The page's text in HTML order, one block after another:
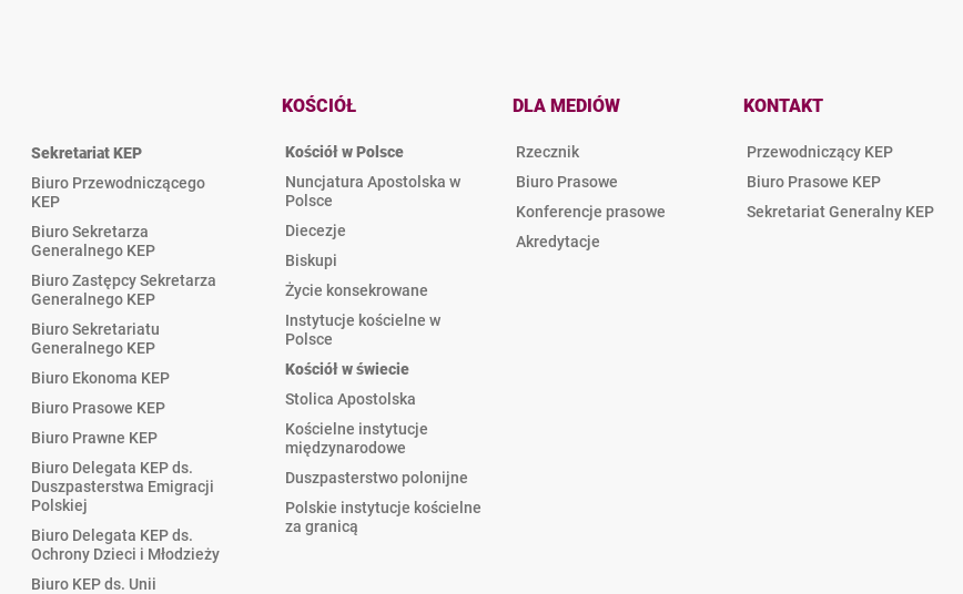
Sekretariat KEP
Biuro Przewodniczącego
KEP
Biuro Sekretarza
Generalnego KEP
Biuro Zastępcy Sekretarza
Generalnego KEP
Biuro Sekretariatu
Generalnego KEP
Biuro Ekonoma KEP
Biuro Prasowe KEP
Biuro Prawne KEP
Biuro Delegata KEP ds.
Duszpasterstwa Emigracji
Polskiej
Biuro Delegata KEP ds.
Ochrony Dzieci i Młodzieży
Biuro KEP ds. Unii
KOŚCIÓŁ
Kościół w Polsce
Nuncjatura Apostolska w
Polsce
Diecezje
Biskupi
Życie konsekrowane
Instytucje kościelne w
Polsce
Kościół w świecie
Stolica Apostolska
Kościelne instytucje
międzynarodowe
Duszpasterstwo polonijne
Polskie instytucje kościelne
za granicą
DLA MEDIÓW
Rzecznik
Biuro Prasowe
Konferencje prasowe
Akredytacje
KONTAKT
Przewodniczący KEP
Biuro Prasowe KEP
Sekretariat Generalny KEP